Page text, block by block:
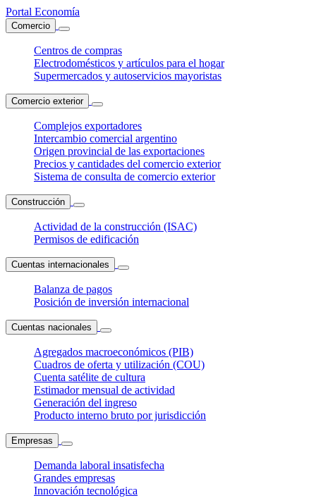
Portal Economía
Comercio
Centros de compras
Electrodomésticos y artículos para el hogar
Supermercados y autoservicios mayoristas
Comercio exterior
Complejos exportadores
Intercambio comercial argentino
Origen provincial de las exportaciones
Precios y cantidades del comercio exterior
Sistema de consulta de comercio exterior
Construcción
Actividad de la construcción (ISAC)
Permisos de edificación
Cuentas internacionales
Balanza de pagos
Posición de inversión internacional
Cuentas nacionales
Agregados macroeconómicos (PIB)
Cuadros de oferta y utilización (COU)
Cuenta satélite de cultura
Estimador mensual de actividad
Generación del ingreso
Producto interno bruto por jurisdicción
Empresas
Demanda laboral insatisfecha
Grandes empresas
Innovación tecnológica